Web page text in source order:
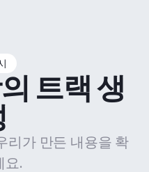
트랙 생
리가 만든 내용을 확
요.